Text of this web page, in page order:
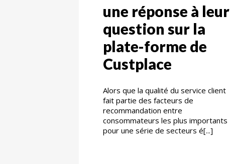
une réponse à leur
question sur la
plate-forme de
Custplace
Alors que la qualité du service client
fait partie des facteurs de
recommandation entre
consommateurs les plus importants
pour une série de secteurs é[...]